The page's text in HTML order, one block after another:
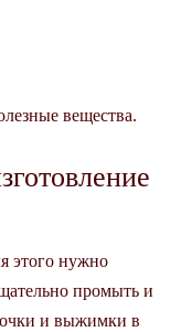
вещества.
этого нужно
промыть и
и выжимки в